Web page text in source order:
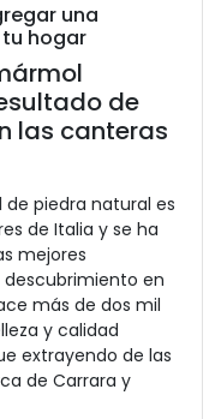
una
hogar
de
las canteras
piedra natural es
de Italia y se ha
mejores
en
más de dos mil
y calidad
extrayendo de las
de Carrara y